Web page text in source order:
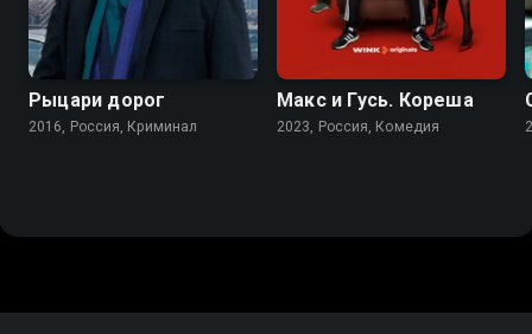
Рыцари дорог
2016, Россия, Криминал
Макс и Гусь. Кореша
2023, Россия, Комедия